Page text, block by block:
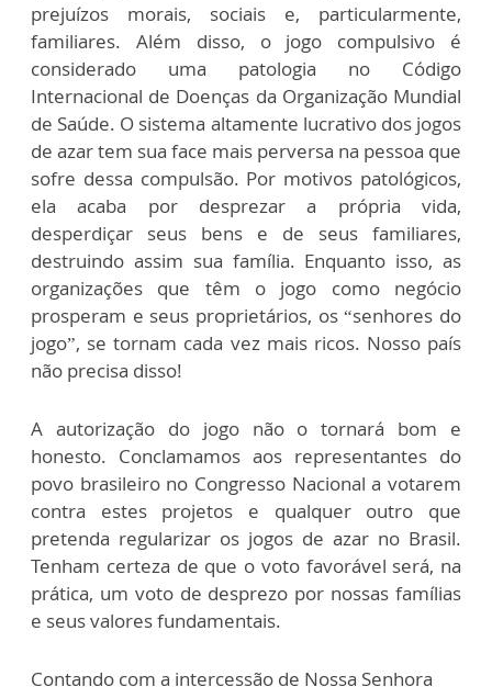
prejuízos morais, sociais e, particularmente,
familiares. Além disso, o jogo compulsivo é
considerado uma patologia no Código
Internacional de Doenças da Organização Mundial
de Saúde. O sistema altamente lucrativo dos jogos
de azar tem sua face mais perversa na pessoa que
sofre dessa compulsão. Por motivos patológicos,
ela acaba por desprezar a própria vida,
desperdiçar seus bens e de seus familiares,
destruindo assim sua família. Enquanto isso, as
organizações que têm o jogo como negócio
prosperam e seus proprietários, os “senhores do
jogo”, se tornam cada vez mais ricos. Nosso país
não precisa disso!
A autorização do jogo não o tornará bom e
honesto. Conclamamos aos representantes do
povo brasileiro no Congresso Nacional a votarem
contra estes projetos e qualquer outro que
pretenda regularizar os jogos de azar no Brasil.
Tenham certeza de que o voto favorável será, na
prática, um voto de desprezo por nossas famílias
e seus valores fundamentais.
Contando com a intercessão de Nossa Senhora